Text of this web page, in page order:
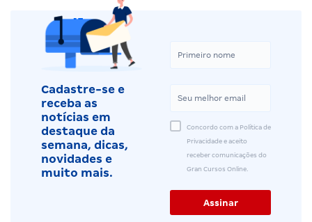
Cadastre-se e
receba as
notícias em
destaque da
semana, dicas,
novidades e
muito mais.
Concordo com a Política de
Privacidade e aceito
receber comunicações do
Gran Cursos Online.